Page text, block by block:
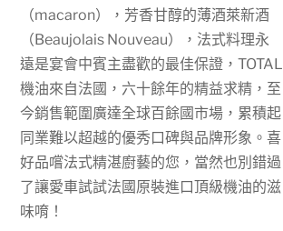
（macaron），芳香甘醇的薄酒萊新酒
（Beaujolais Nouveau），法式料理永
遠是宴會中賓主盡歡的最佳保證，TOTAL
機油來自法國，六十餘年的精益求精，至
今銷售範圍廣達全球百餘國市場，累積起
同業難以超越的優秀口碑與品牌形象。喜
好品嚐法式精湛廚藝的您，當然也別錯過
了讓愛車試試法國原裝進口頂級機油的滋
味唷！